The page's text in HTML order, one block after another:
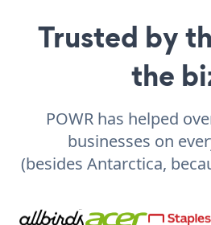
Trusted by
the
POWR has helped
businesses on
(besides Antarctica,